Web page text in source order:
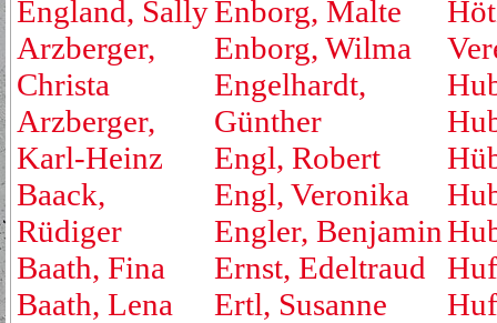
England, Sally
Arzberger,
Christa
Arzberger,
Karl-Heinz
Baack,
Rüdiger
Baath, Fina
Baath, Lena
Enborg, Malte
Enborg, Wilma
Engelhardt,
Günther
Engl, Robert
Engl, Veronika
Engler, Benjamin
Ernst, Edeltraud
Ertl, Susanne